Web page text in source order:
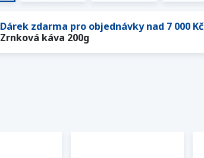
Dárek zdarma pro objednávky nad 7 000 Kč
Zrnková káva 200g